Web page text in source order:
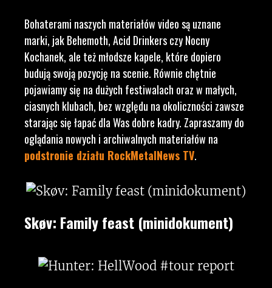
Bohaterami naszych materiałów video są uznane
marki, jak Behemoth, Acid Drinkers czy Nocny
Kochanek, ale też młodsze kapele, które dopiero
budują swoją pozycję na scenie. Równie chętnie
pojawiamy się na dużych festiwalach oraz w małych,
ciasnych klubach, bez względu na okoliczności zawsze
starając się łapać dla Was dobre kadry. Zapraszamy do
oglądania nowych i archiwalnych materiałów na
podstronie działu RockMetalNews TV.
Skøv: Family feast (minidokument)